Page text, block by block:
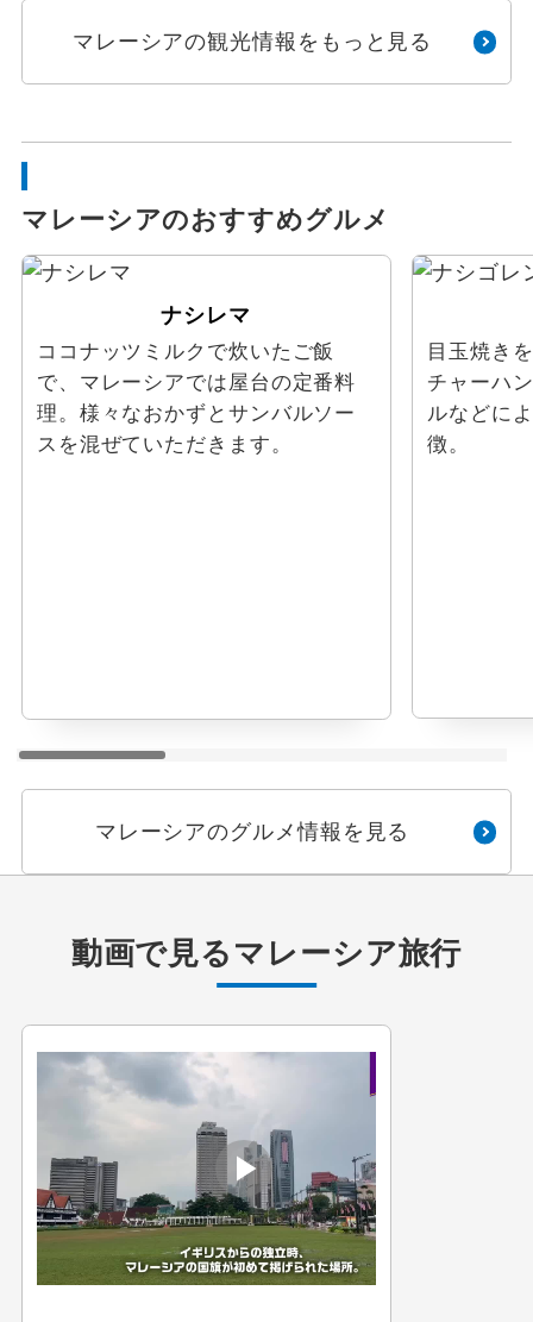
マレーシアの観光情報をもっと見る
マレーシアのおすすめグルメ
ナシレマ
ココナッツミルクで炊いたご飯
で、マレーシアでは屋台の定番料
理。様々なおかずとサンバルソー
スを混ぜていただきます。
目玉焼き
チャーハ
ルなどに
徴。
マレーシアのグルメ情報を見る
動画で見る マレーシア旅行